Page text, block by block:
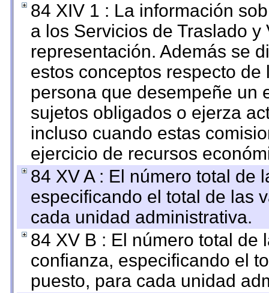
84 XIV 1 : La información
a los Servicios de Traslado
representación. Además se
estos conceptos respecto
persona que desempeñe un
sujetos obligados o ejerza
incluso cuando estas
ejercicio de recursos
84 XV A : El número total de
especificando el total de las
cada unidad administrativa.
84 XV B : El número total de
confianza, especificando el
puesto, para cada unidad